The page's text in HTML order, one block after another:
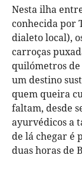
Nesta ilha
conhecida por
dialeto local),
carroças
quilómetros de
um destino
quem queira
faltam, desde
ayurvédicos a
de lá chegar é
duas horas de